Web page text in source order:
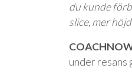
du kunde
slice, mer
under resans